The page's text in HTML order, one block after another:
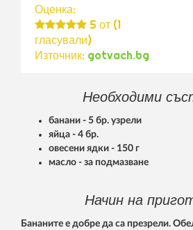
Оценка:
5 от (1
гласували)
Източник: gotvach.bg
Необходими
банани - 5 бр. узрели
яйца - 4 бр.
овесени ядки - 150 г
масло - за подмазване
Начин на
Бананите е добре да са презрели.